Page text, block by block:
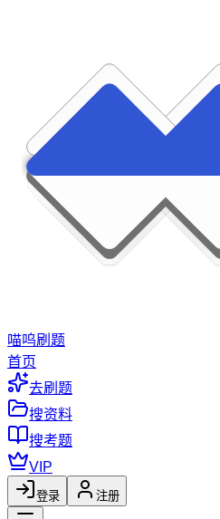
喵呜刷题
首页
去刷题
搜资料
搜考题
VIP
登录 注册